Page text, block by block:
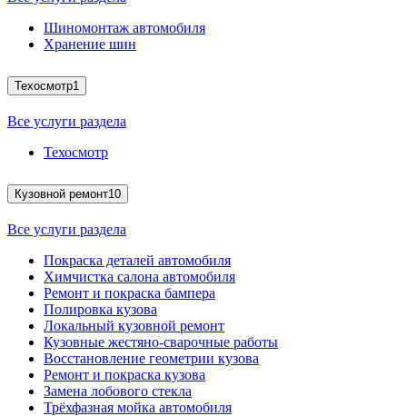
Шиномонтаж автомобиля
Хранение шин
Техосмотр1
Все услуги раздела
Техосмотр
Кузовной ремонт10
Все услуги раздела
Покраска деталей автомобиля
Химчистка салона автомобиля
Ремонт и покраска бампера
Полировка кузова
Локальный кузовной ремонт
Кузовные жестяно-сварочные работы
Восстановление геометрии кузова
Ремонт и покраска кузова
Замена лобового стекла
Трёхфазная мойка автомобиля